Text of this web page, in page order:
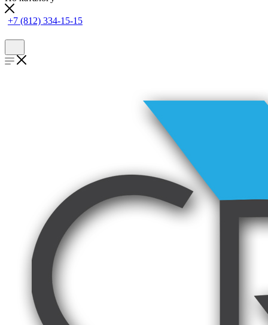
+7 (812) 334-15-15